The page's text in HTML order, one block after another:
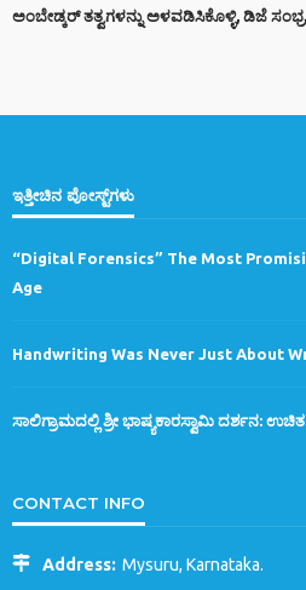
ಅಂಬೇಡ್ಕರ್ ತತ್ವಗಳನ್ನು ಅಳವಡಿಸಿಕೊಳ್ಳಿ, ಡಿಜೆ
ಇತ್ತೀಚಿನ ಪೋಸ್ಟ್‌ಗಳು
“Digital Forensics” The Most
Age
Handwriting Was Never Just About
ಸಾಲಿಗ್ರಾಮದಲ್ಲಿ ಶ್ರೀ ಭಾಷ್ಯಕಾರಸ್ವಾಮಿ ದರ್ಶನ:
CONTACT INFO
Address: Mysuru, Karnataka.